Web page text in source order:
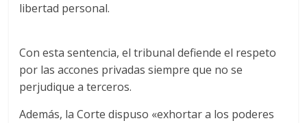
libertad personal.
Con esta sentencia, el tribunal defiende el respeto
por las accones privadas siempre que no se
perjudique a terceros.
Además, la Corte dispuso «exhortar a los poderes